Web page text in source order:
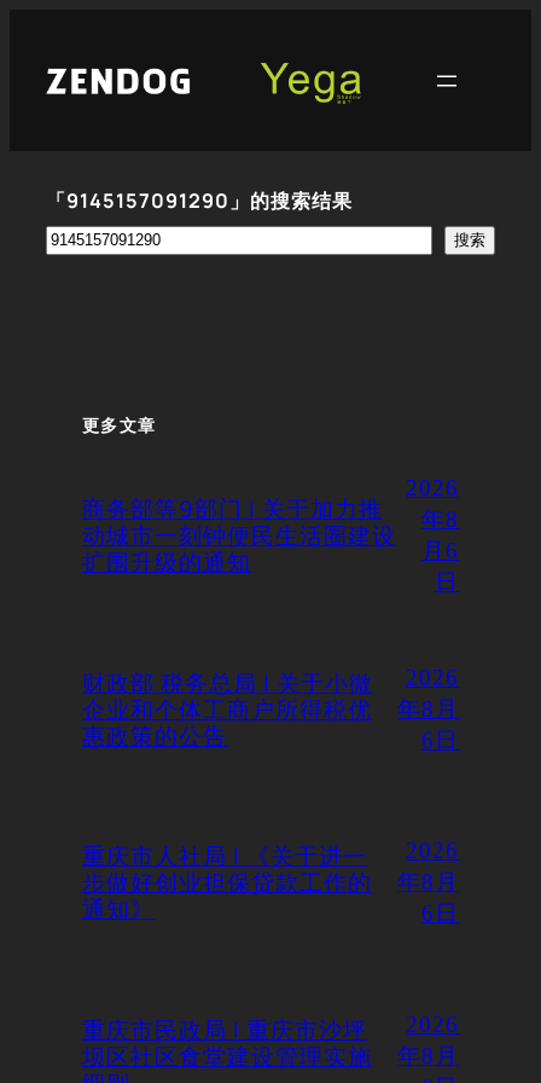
「9145157091290」的搜索结果
搜
搜索
更多文章
商务部等9部门 | 关于加力推
动城市一刻钟便民生活圈建设
扩围升级的通知
2026
年8
月6
日
财政部 税务总局 | 关于小微
企业和个体工商户所得税优
惠政策的公告
2026
年8月
6日
重庆市人社局 | 《关于进一
步做好创业担保贷款工作的
通知》
2026
年8月
6日
重庆市民政局 | 重庆市沙坪
坝区社区食堂建设管理实施
2026
年8月